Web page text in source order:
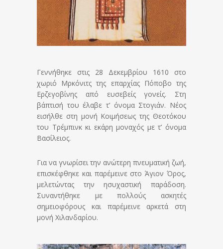
Γεννήθηκε στις 28 Δεκεμβρίου 1610 στο
χωριό Μρκόνιτς της επαρχίας Πόποβο της
Ερζεγοβίνης από ευσεβείς γονείς. Στη
βάπτισή του έλαβε τ’ όνομα Στογιάν. Νέος
εισήλθε στη μονή Κοιμήσεως της Θεοτόκου
του Τρέμπινκ κι εκάρη μοναχός με τ’ όνομα
Βασίλειος.
Για να γνωρίσει την ανώτερη πνευματική ζωή,
επι­σκέφθηκε και παρέμεινε στο Άγιον Όρος,
μελετώντας την ησυχαστική παράδοση.
Συναντήθηκε με πολλούς ασκητές
σημειοφόρους και παρέμεινε αρκετά στη
μονή Χιλανδαρίου.